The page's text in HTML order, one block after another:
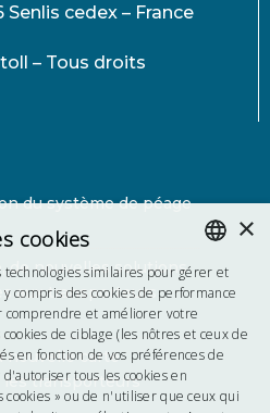
Senlis cedex – France
– Tous droits
du système de péage
de nouvelles solutions
aux transporteurs
nouvelle carte
transporteurs
ENGLISH
FRENCH
POLISH
HUNGARIAN
×
cookies
technologies similaires pour gérer et
compris des cookies de performance
comprendre et améliorer votre
de ciblage (les nôtres et ceux de
en fonction de vos préférences de
tous les cookies en
cookies » ou de n'utiliser que ceux qui